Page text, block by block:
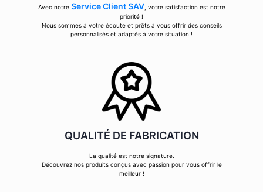
Avec notre Service Client SAV, votre satisfaction est notre
priorité !
Nous sommes à votre écoute et prêts à vous offrir des conseils
personnalisés et adaptés à votre situation !
QUALITÉ DE FABRICATION
La qualité est notre signature.
Découvrez nos produits conçus avec passion pour vous offrir le
meilleur !